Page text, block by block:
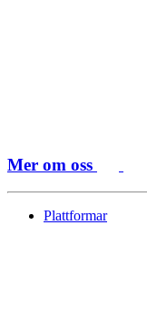
Mer om oss
Plattformar